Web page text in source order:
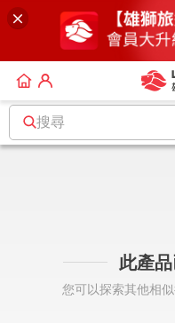
搜尋
此產
您可以探索其他相